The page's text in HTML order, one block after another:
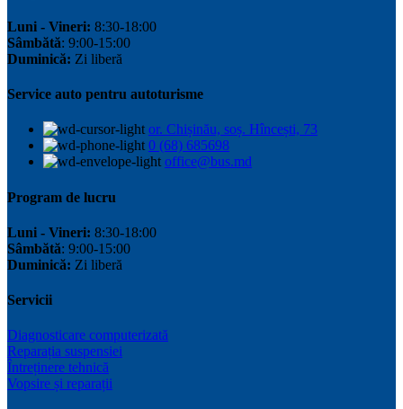
Luni - Vineri: 8:30-18:00
Sâmbătă: 9:00-15:00
Duminică: Zi liberă
Service auto pentru autoturisme
or. Chișinău, soș. Hîncești, 73
0 (68) 685698
office@bus.md
Program de lucru
Luni - Vineri: 8:30-18:00
Sâmbătă: 9:00-15:00
Duminică: Zi liberă
Servicii
Diagnosticare computerizată
Reparația suspensiei
Întreținere tehnică
Vopsire și reparații